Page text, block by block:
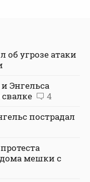
об угрозе атаки
Энгельса
4
пострадал
дома мешки с